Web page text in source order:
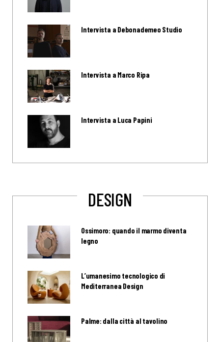
Intervista a Debonademeo Studio
Intervista a Marco Ripa
Intervista a Luca Papini
DESIGN
Ossimoro: quando il marmo diventa
legno
L’umanesimo tecnologico di
Mediterranea Design
Palme: dalla città al tavolino